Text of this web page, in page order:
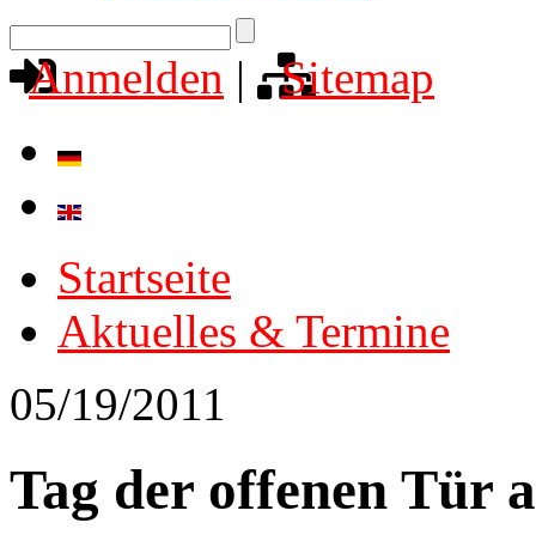
Anmelden | Sitemap
Startseite
Aktuelles & Termine
05/19/2011
Tag der offenen Tür